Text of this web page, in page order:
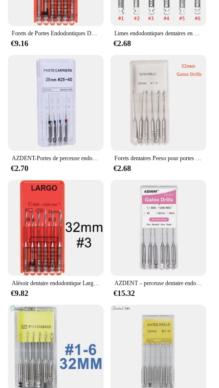
excellent choice for dental professionals seeking a
durable and efficient tool for their practice.
Forets de Portes Endodontiques Dentaires, Grain Fœtal, Alésoirs Peeso, Pâte à Distance, Moteur de Voiture, Limes Endo en Acier Inoxydable, 6 Pièces/Paquet
€9.16
Limes endodontiques dentaires en acier inoxydable, forets à portes endodontiques, utilisation du moteur, dden fœtal lointain 32mm, #1-6, 6 pièces par paquet
€2.68
AZDENT-Portes de perceuse endodontique dentaire, alésoirs Peeso dden fœtaux, pâte à distance, utilisation du moteur, limes Endo en acier inoxydable, 32mm, 25mm
€2.70
Forets dentaires Peeso pour portes distantes, alésoirs endodontiques, matériaux de dentiste, taille assortie, #1-6, 28mm, 32mm, 1 paquet, 6 pièces
€2.68
€9.82
AZDENT – perceuse dentaire endodontique, 5 boîtes, portes, foreuse, acier inoxydable rotatif, alésoir, portes
€15.32